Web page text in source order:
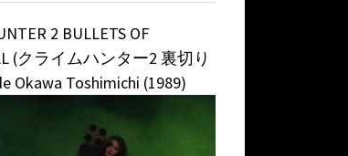
2 BULLETS OF
(クライムハンター2 裏切り
Okawa Toshimichi (1989)